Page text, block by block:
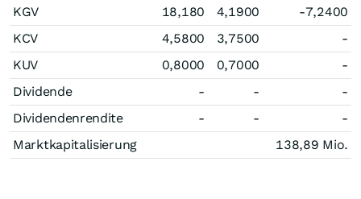
KGV
18,180 4,1900
-7,2400
KCV
4,5800 3,7500
-
KUV
0,8000 0,7000
-
Dividende
- -
-
Dividendenrendite
- -
-
Marktkapitalisierung
138,89 Mio.